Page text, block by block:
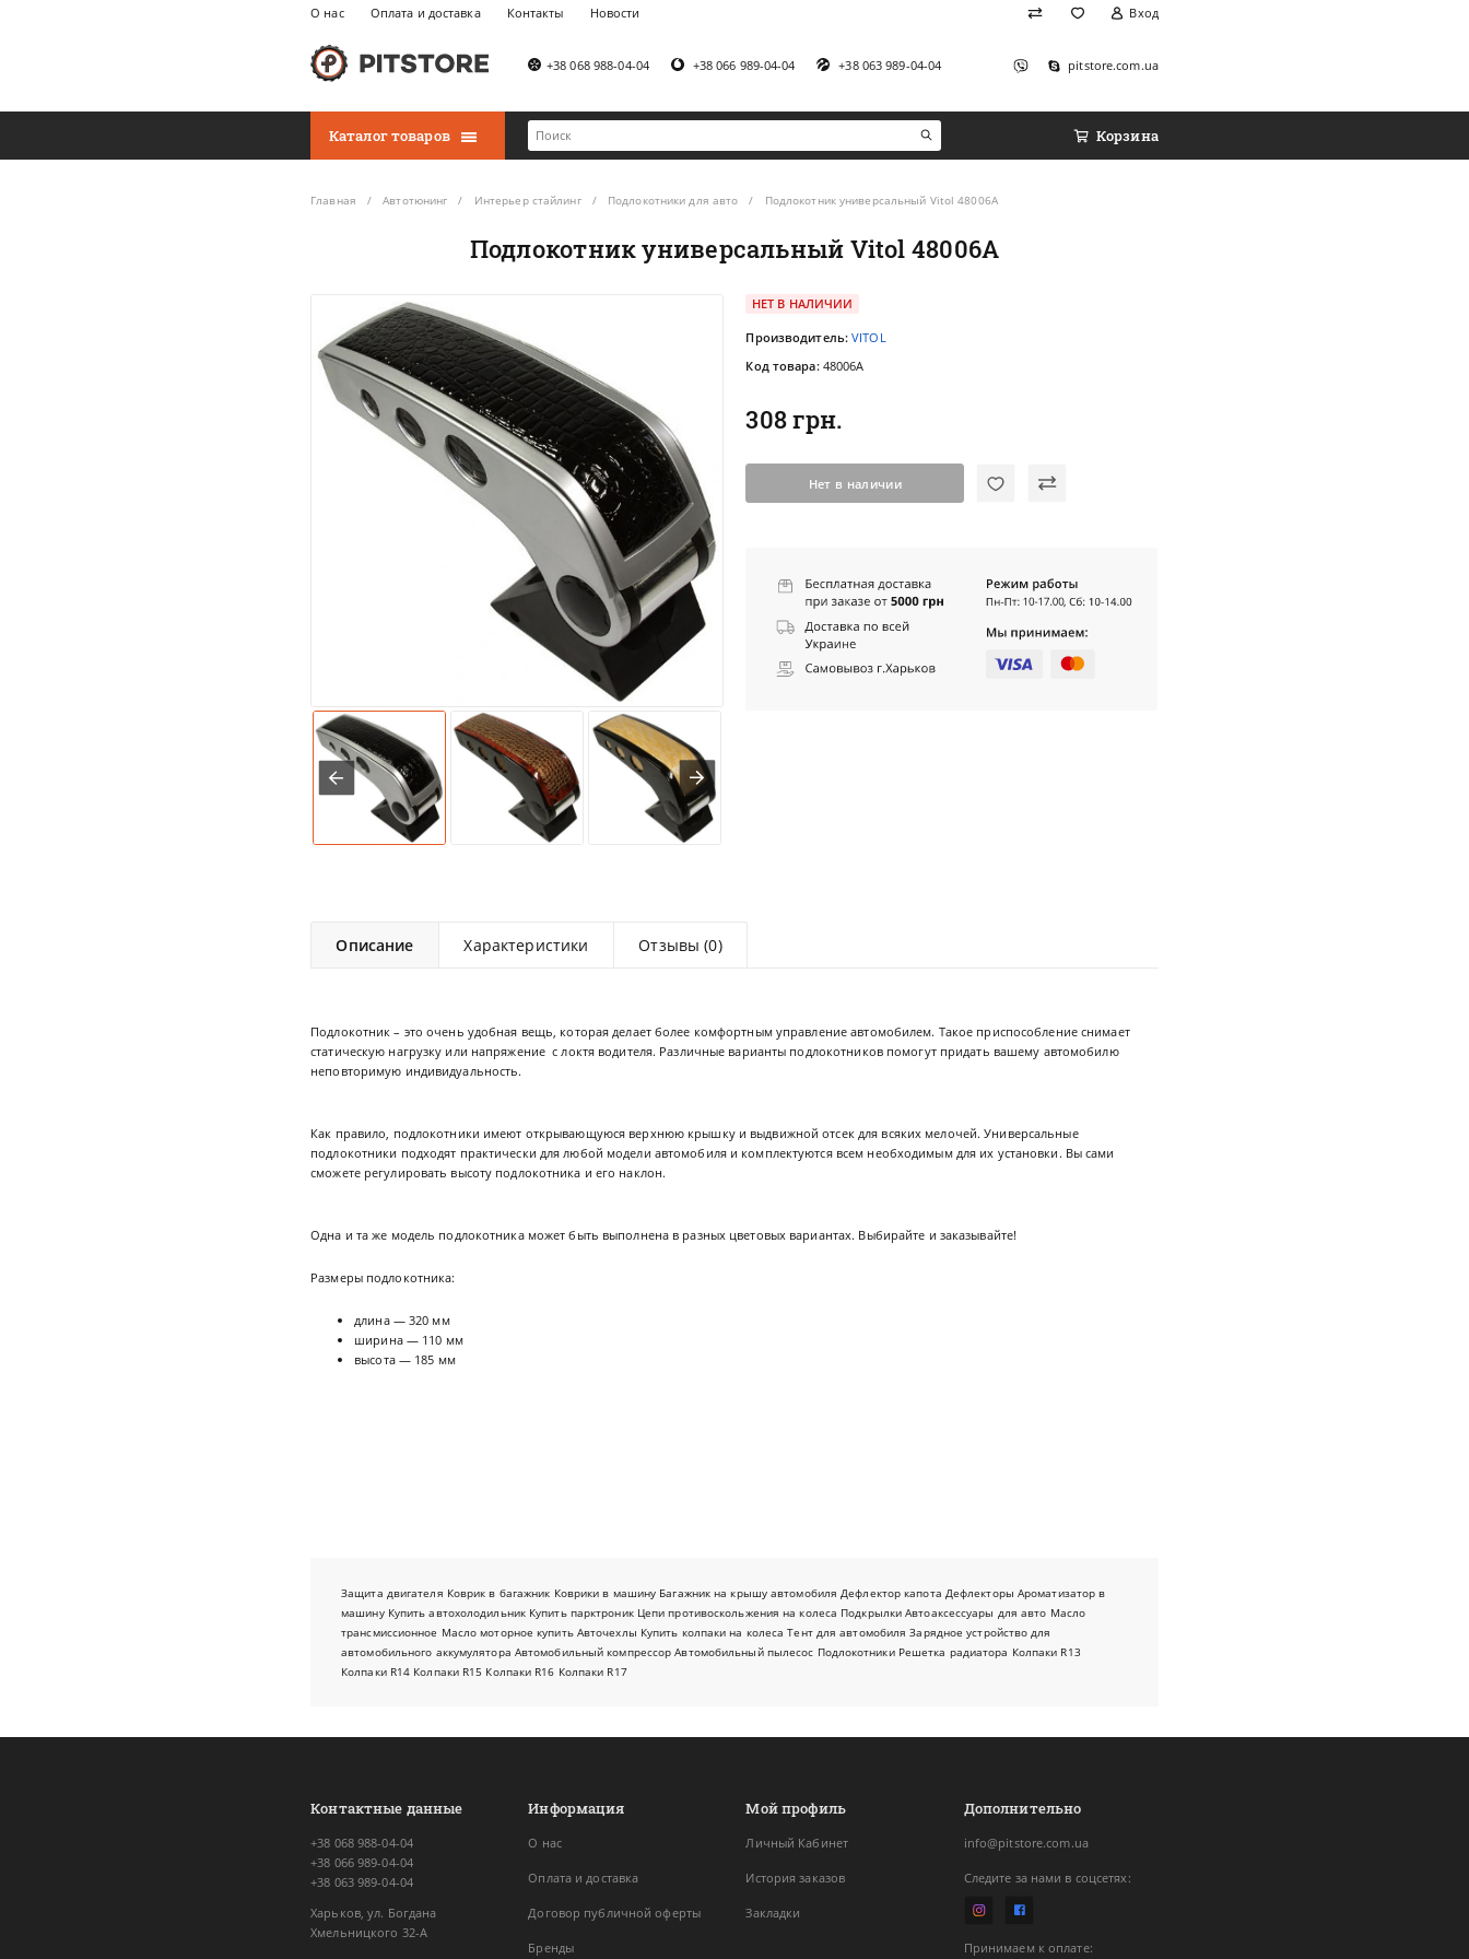
О нас Оплата и доставка Контакты Новости Вход
+38 068 988-04-04 +38 066 989-04-04 +38 063 989-04-04 pitstore.com.ua
Каталог товаров Корзина
Главная Автотюнинг Интерьер стайлинг Подлокотники для авто Подлокотник универсальный Vitol 48006A
Подлокотник универсальный Vitol 48006A
НЕТ В НАЛИЧИИ
Производитель:VITOL
Код товара: 48006A
308 грн.
Нет в наличии
Описание Характеристики Отзывы (0)
Подлокотник – это очень удобная вещь, которая делает более комфортным управление автомобилем. Такое приспособление снимает
статическую нагрузку или напряжение с локтя водителя. Различные варианты подлокотников помогут придать вашему автомобилю
неповторимую индивидуальность.
Как правило, подлокотники имеют открывающуюся верхнюю крышку и выдвижной отсек для всяких мелочей. Универсальные
подлокотники подходят практически для любой модели автомобиля и комплектуются всем необходимым для их установки. Вы сами
сможете регулировать высоту подлокотника и его наклон.
Одна и та же модель подлокотника может быть выполнена в разных цветовых вариантах. Выбирайте и заказывайте!
Размеры подлокотника:
длина — 320 мм
ширина — 110 мм
высота — 185 мм
Защита двигателя Коврик в багажник Коврики в машину Багажник на крышу автомобиля Дефлектор капота Дефлекторы Ароматизатор в
машину Купить автохолодильник Купить парктроник Цепи противоскольжения на колеса Подкрылки Автоаксессуары для авто Масло
трансмиссионное Масло моторное купить Авточехлы Купить колпаки на колеса Тент для автомобиля Зарядное устройство для
автомобильного аккумулятора Автомобильный компрессор Автомобильный пылесос Подлокотники Решетка радиатора Колпаки R13
Колпаки R14 Колпаки R15 Колпаки R16 Колпаки R17
Контактные данные
+38 068 988-04-04
+38 066 989-04-04
+38 063 989-04-04
Харьков, ул. Богдана
Хмельницкого 32-А
Информация
О нас
Оплата и доставка
Договор публичной оферты
Бренды
Мой профиль
Личный Кабинет
История заказов
Закладки
Дополнительно
info@pitstore.com.ua
Следите за нами в соцсетях:
Принимаем к оплате: